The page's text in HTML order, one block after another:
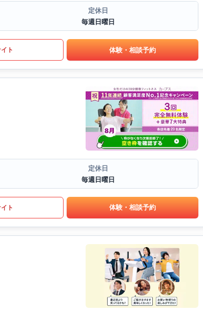
定休日
毎週日曜日
ト 体験・相談予約
定休日
毎週日曜日
ト 体験・相談予約